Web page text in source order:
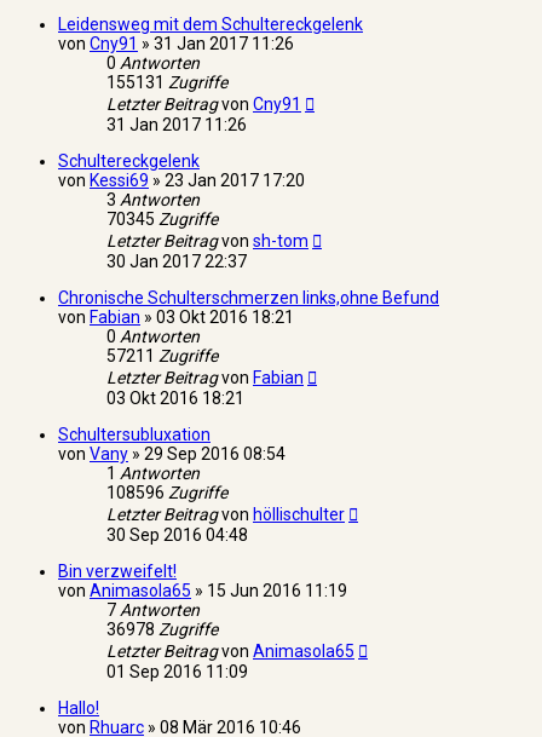
Leidensweg mit dem Schultereckgelenk
von Cny91 » 31 Jan 2017 11:26
0 Antworten
155131 Zugriffe
Letzter Beitragvon Cny91
31 Jan 2017 11:26
Schultereckgelenk
von Kessi69 » 23 Jan 2017 17:20
3 Antworten
70345 Zugriffe
Letzter Beitragvon sh-tom
30 Jan 2017 22:37
Chronische Schulterschmerzen links,ohne Befund
von Fabian » 03 Okt 2016 18:21
0 Antworten
57211 Zugriffe
Letzter Beitragvon Fabian
03 Okt 2016 18:21
Schultersubluxation
von Vany » 29 Sep 2016 08:54
1 Antworten
108596 Zugriffe
Letzter Beitragvon höllischulter
30 Sep 2016 04:48
Bin verzweifelt!
von Animasola65 » 15 Jun 2016 11:19
7Antworten
36978 Zugriffe
Letzter Beitragvon Animasola65
01 Sep 2016 11:09
Hallo!
von Rhuarc » 08 Mär 2016 10:46